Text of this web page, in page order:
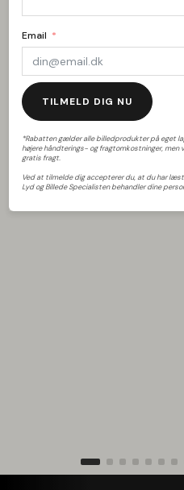
Brugt
Sonus Faber Sonetto G2
43.000kr.
Førpris:53.000
Email
TILMELD DIG NU
*Rabatten gælder alle billedprodukter på eget
højere håndterings- og fragtomkostninger,
gratis fragt.
Ved at tilmelde dig accepterer du, at du har
Lyd og Billede Specialisten behandler dine